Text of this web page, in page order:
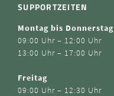
SUPPORTZEITEN
Montag bis Donnerstag
09:00 Uhr – 12:00 Uhr
13:00 Uhr – 17:00 Uhr
Freitag
09:00 Uhr – 12:30 Uhr